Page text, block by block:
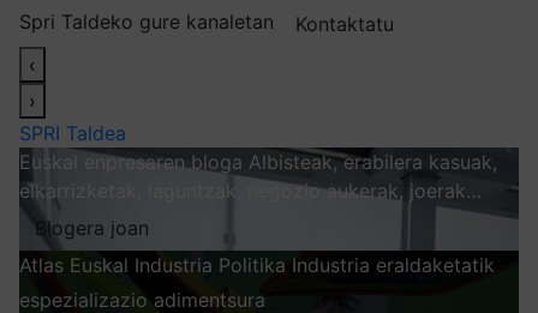
Spri Taldeko gure kanaletan
Kontaktatu
‹
›
SPRI Taldea
Euskal enpresaren bloga Albisteak, erabilera kasuak,
elkarrizketak, laguntzak, negozio aukerak, joerak…
Blogera joan
Atlas Euskal Industria Politika Industria eraldaketatik
espezializazio adimentsura